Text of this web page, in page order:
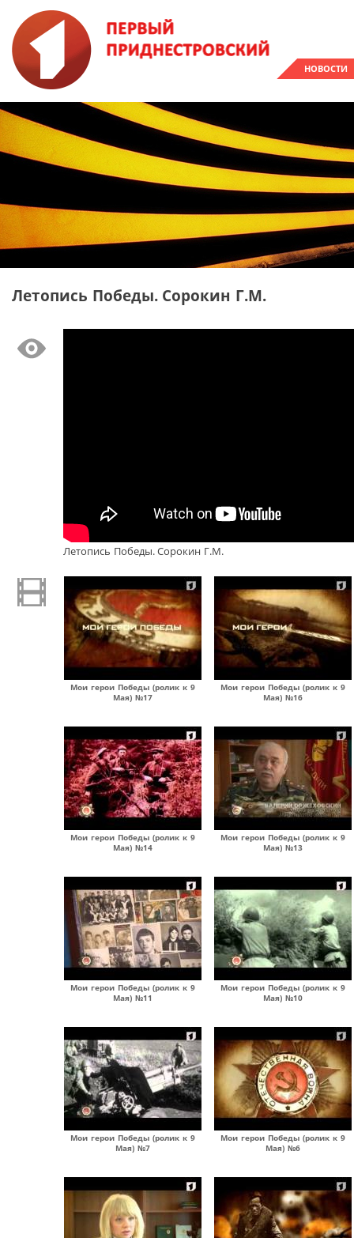
НОВОСТИ
Летопись Победы. Сорокин Г.М.
Летопись Победы. Сорокин Г.М.
Мои герои Победы (ролик к 9
Мая) №17
Мои герои Победы (ролик к 9
Мая) №16
Мои герои Победы (ролик к 9
Мая) №14
Мои герои Победы (ролик к 9
Мая) №13
Мои герои Победы (ролик к 9
Мая) №11
Мои герои Победы (ролик к 9
Мая) №10
Мои герои Победы (ролик к 9
Мая) №7
Мои герои Победы (ролик к 9
Мая) №6